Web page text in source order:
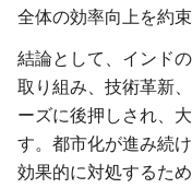
全体の効率向上を約束
結論として、インド
取り組み、技術革新
ーズに後押しされ、
す。都市化が進み続
効果的に対処するた